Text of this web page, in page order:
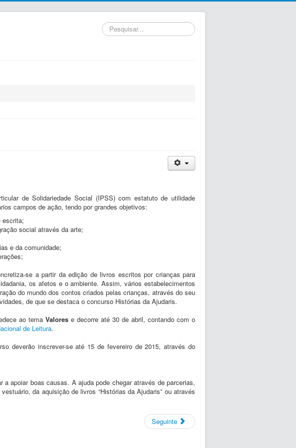
Pesquisar...
de Solidariedade Social (IPSS) com estatuto de utilidade
campos de ação, tendo por grandes objetivos:
escrita;
social através da arte;
e da comunidade;
se a partir da edição de livros escritos por crianças para
os afetos e o ambiente. Assim, vários estabelecimentos
do mundo dos contos criados pelas crianças, através do seu
de que se destaca o concurso Histórias da Ajudaris.
ao tema Valores e decorre até 30 de abril, contando com o
de Leitura.
deverão inscrever-se até 15 de fevereiro de 2015, através do
apoiar boas causas. A ajuda pode chegar através de parcerias,
da aquisição de livros “Histórias da Ajudaris” ou através
Seguinte